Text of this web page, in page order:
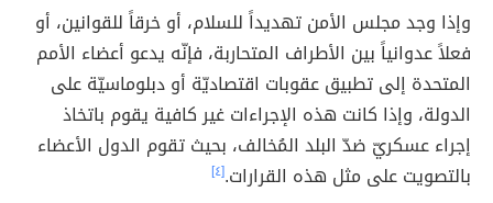
وإذا وجد مجلس الأمن تهديداً للسلام، أو خرقاً للقوانين، أو
فعلاً عدوانياً بين الأطراف المتحاربة، فإنّه يدعو أعضاء الأمم
المتحدة إلى تطبيق عقوبات اقتصاديّة أو دبلوماسيّة على
الدولة، وإذا كانت هذه الإجراءات غير كافية يقوم باتخاذ
إجراء عسكريّ ضدّ البلد المُخالف، بحيث تقوم الدول الأعضاء
بالتصويت على مثل هذه القرارات.[٤]